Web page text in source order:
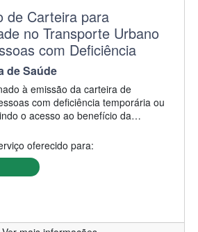
serviço:
de Carteira para
no Transporte Urbano
com Deficiência
responsável:
de Saúde
à emissão da carteira de
com deficiência temporária ou
o acesso ao benefício da
e dos critérios estabelecidos
oferecido para: